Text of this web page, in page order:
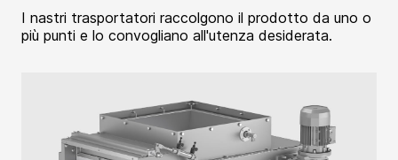
I nastri trasportatori raccolgono il prodotto da uno o
più punti e lo convogliano all'utenza desiderata.